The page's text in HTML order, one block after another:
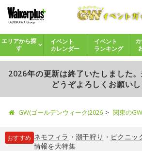
エリアから探
す
イベント
カレンダー
イベント
ランキング
2026年の更新は終了いたしました
どうぞよろしくお願いし
GW(ゴールデンウィーク)2026 関東の
おすすめ ネモフィラ ・ 潮干狩り ・ ピクニッ
情報を大特集